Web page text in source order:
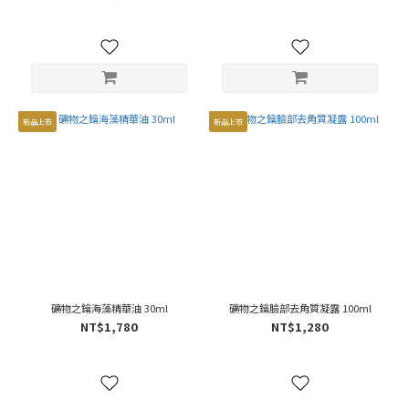
新品上市
礦物之鑰海藻精華油 30ml
NT$1,780
新品上市
礦物之鑰臉部去角質凝露 100ml
NT$1,280